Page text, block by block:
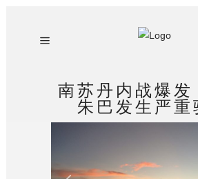
南苏丹内战爆发
朱巴发生严重